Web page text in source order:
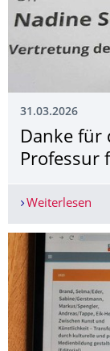
31.03.2026
Danke für
Professur
Weiterlesen